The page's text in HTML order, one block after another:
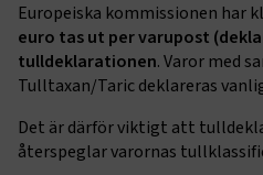
Europeiska kommissionen
euro tas ut per varupost
tulldeklarationen. Varor med
Tulltaxan/Taric deklareras
Det är därför viktigt att
återspeglar varornas